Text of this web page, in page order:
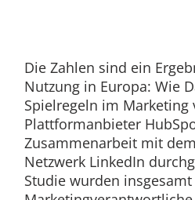
Die Zahlen sind ein
Nutzung in Europa: Wie
Spielregeln im Marketing
Plattformanbieter
Zusammenarbeit mit
Netzwerk LinkedIn
Studie wurden insgesamt